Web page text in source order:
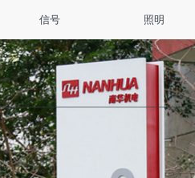
信号 照明
信号
通过对光和声的理解，打造高效可
案。
我们为工业场所和危险环境研发的信
照明
高品质LED照明产品与方案，提高工
率。
LED 技术可实现各种创新的突破，再
控制
为工业应用提供智能的整体解决方案。
我们提供了一种方便且可扩展的智能
时识别和降低潜在危险，同时也能降
行业
合作创造价值。
南华机电用心做产品与服务，在码
造、风力发电等具有重要战略意义的
服务
构筑信赖，追求卓越品质，提供超越
与服务。
我们为产品提供至始至终的服务，尽